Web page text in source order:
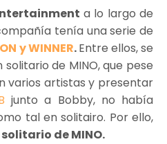
a lo largo de
tenía una serie de
y WINNER.Entre ellos, se
de MINO, que pese
varios artistas y presentar
junto a Bobby, no había
tal en solitairo. Por ello,
de MINO.